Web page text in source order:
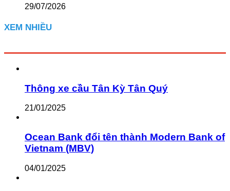
29/07/2026
XEM NHIỀU
Thông xe cầu Tân Kỳ Tân Quý
21/01/2025
Ocean Bank đổi tên thành Modern Bank of
Vietnam (MBV)
04/01/2025